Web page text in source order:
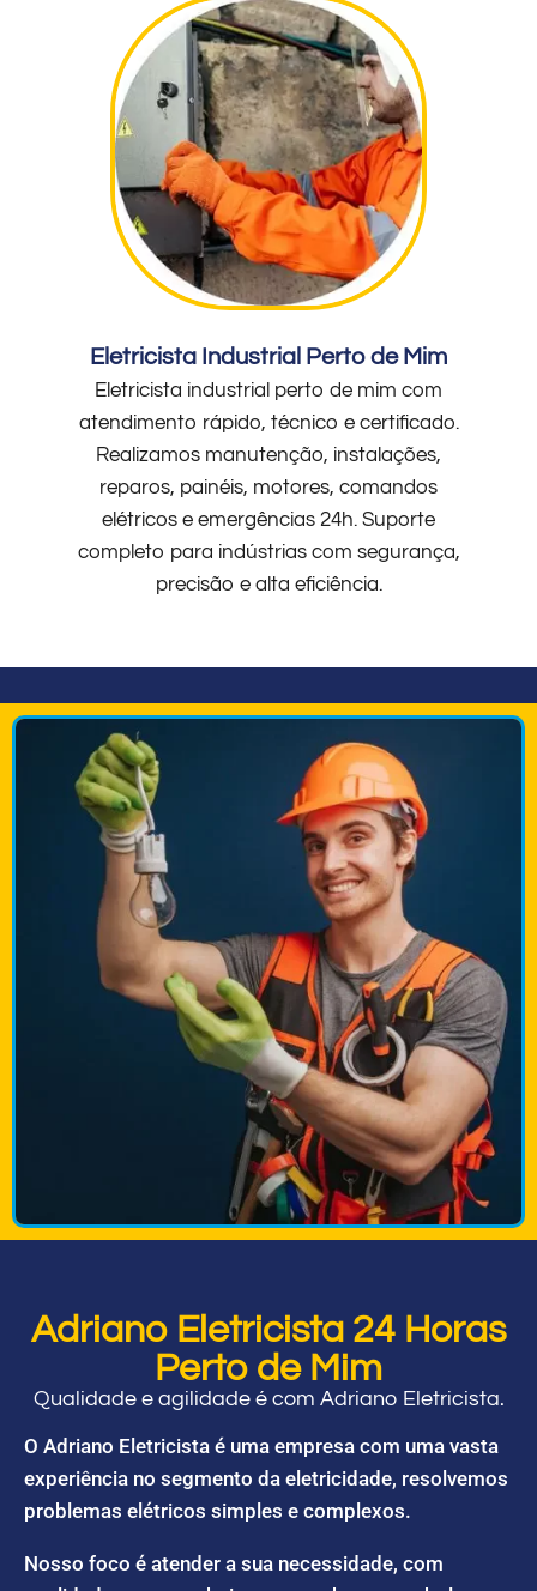
Eletricista Industrial Perto de Mim
Eletricista industrial perto de mim com
atendimento rápido, técnico e certificado.
Realizamos manutenção, instalações,
reparos, painéis, motores, comandos
elétricos e emergências 24h. Suporte
completo para indústrias com segurança,
precisão e alta eficiência.
Adriano Eletricista 24 Horas
Perto de Mim
Qualidade e agilidade é com Adriano Eletricista.
O Adriano Eletricista é uma empresa com uma vasta
experiência no segmento da eletricidade, resolvemos
problemas elétricos simples e complexos.
Nosso foco é atender a sua necessidade, com